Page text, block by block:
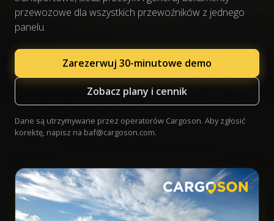
przewozowe dla wszystkich przewoźników z jednego
panelu.
Zarezerwuj 30-minutowe demo
Zobacz plany i cennik
Dane są utrzymywane przez operatorów Cargoson. Aby zgłosić
korektę, napisz na baf@cargoson.com.